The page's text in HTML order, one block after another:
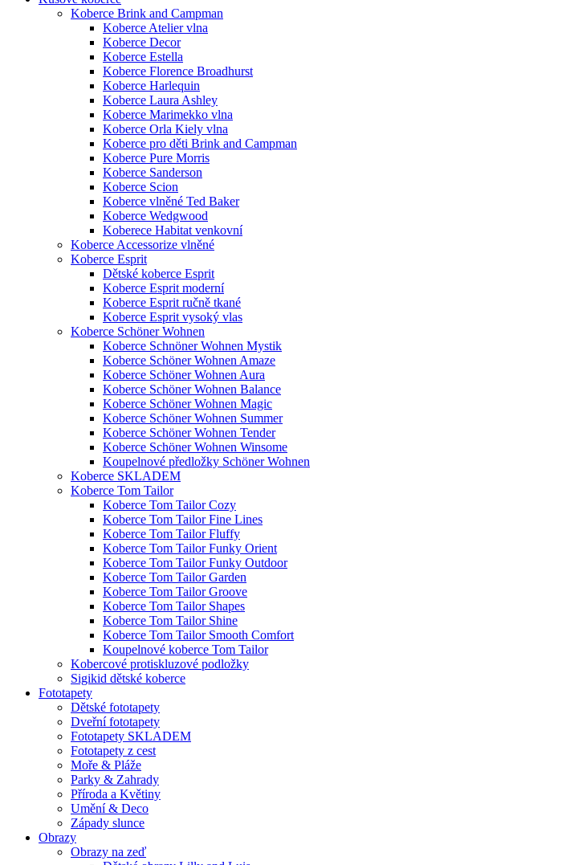
Koberce Brink and Campman
Koberce Atelier vlna
Koberce Decor
Koberce Estella
Koberce Florence Broadhurst
Koberce Harlequin
Koberce Laura Ashley
Koberce Marimekko vlna
Koberce Orla Kiely vlna
Koberce pro děti Brink and Campman
Koberce Pure Morris
Koberce Sanderson
Koberce Scion
Koberce vlněné Ted Baker
Koberce Wedgwood
Koberece Habitat venkovní
Koberce Accessorize vlněné
Koberce Esprit
Dětské koberce Esprit
Koberce Esprit moderní
Koberce Esprit ručně tkané
Koberce Esprit vysoký vlas
Koberce Schöner Wohnen
Koberce Schnöner Wohnen Mystik
Koberce Schöner Wohnen Amaze
Koberce Schöner Wohnen Aura
Koberce Schöner Wohnen Balance
Koberce Schöner Wohnen Magic
Koberce Schöner Wohnen Summer
Koberce Schöner Wohnen Tender
Koberce Schöner Wohnen Winsome
Koupelnové předložky Schöner Wohnen
Koberce SKLADEM
Koberce Tom Tailor
Koberce Tom Tailor Cozy
Koberce Tom Tailor Fine Lines
Koberce Tom Tailor Fluffy
Koberce Tom Tailor Funky Orient
Koberce Tom Tailor Funky Outdoor
Koberce Tom Tailor Garden
Koberce Tom Tailor Groove
Koberce Tom Tailor Shapes
Koberce Tom Tailor Shine
Koberce Tom Tailor Smooth Comfort
Koupelnové koberce Tom Tailor
Kobercové protiskluzové podložky
Sigikid dětské koberce
Fototapety
Dětské fototapety
Dveřní fototapety
Fototapety SKLADEM
Fototapety z cest
Moře & Pláže
Parky & Zahrady
Příroda a Květiny
Umění & Deco
Západy slunce
Obrazy
Obrazy na zeď